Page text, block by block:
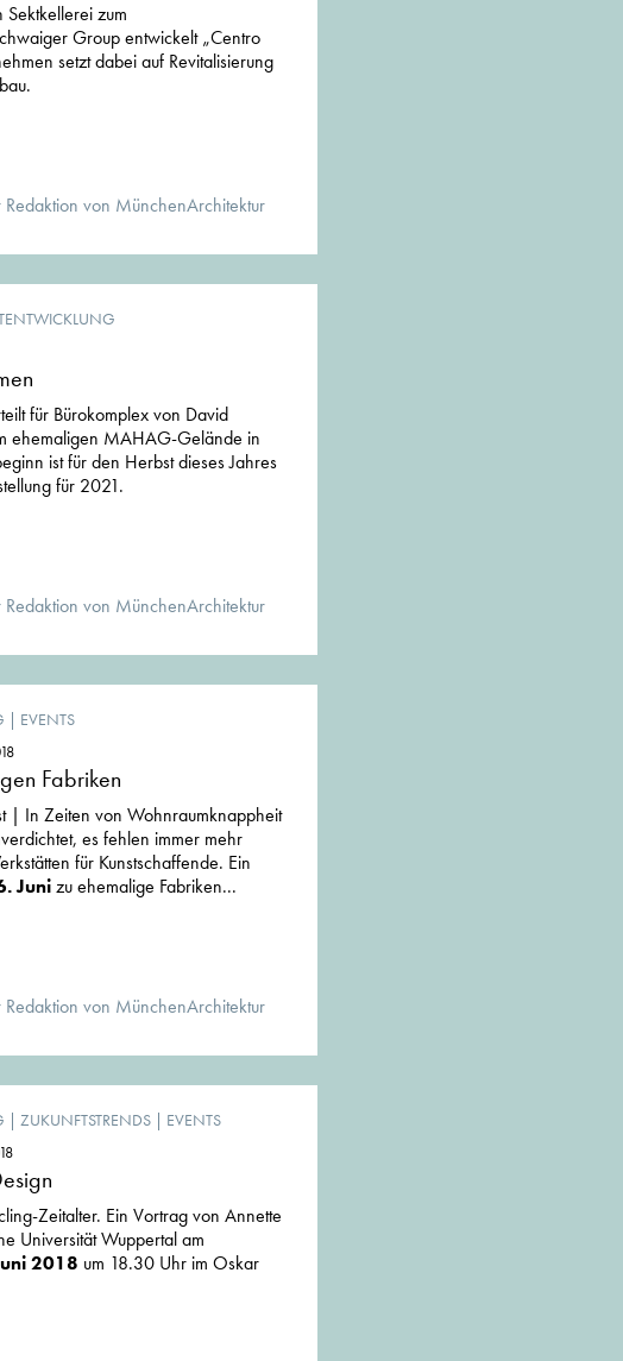
zum
Group entwickelt „Centro
setzt dabei auf Revitalisierung
von MünchenArchitektur
für Bürokomplex von David
ehemaligen MAHAG-Gelände in
ist für den Herbst dieses Jahres
für 2021.
von MünchenArchitektur
| EVENTS
Fabriken
| In Zeiten von Wohnraumknappheit
es fehlen immer mehr
für Kunstschaffende. Ein
Junizu ehemalige Fabriken...
von MünchenArchitektur
| ZUKUNFTSTRENDS | EVENTS
Zeitalter. Ein Vortrag von Annette
Universität Wuppertal am
2018 um 18.30 Uhr im Oskar